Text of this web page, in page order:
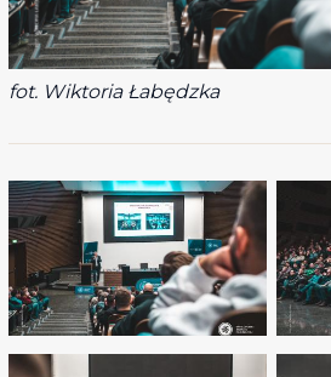
fot. Wiktoria Łabędzka